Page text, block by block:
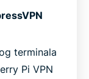
terminala
Pi VPN